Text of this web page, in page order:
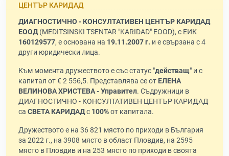
ЦЕНТЪР КАРИДАД
ДИАГНОСТИЧНО - КОНСУЛТАТИВЕН ЦЕНТЪР КАРИДАД
ЕООД(MEDITSINSKI TSENTAR "KARIDAD" EOOD), с ЕИК
160129577, е основана на 19.11.2007 г. и е свързана с 4
други юридически лица.
Към момента дружеството е със статус "действащ" и с
капитал от € 2 556,5. Представлява се от ЕЛЕНА
ВЕЛИНОВА ХРИСТЕВА - Управител. Съдружници в
ДИАГНОСТИЧНО - КОНСУЛТАТИВЕН ЦЕНТЪР КАРИДАД
са СВЕТА КАРИДАДс 100%от капитала.
Дружеството е на 36 821 място по приходи в България
за 2022 г., на 3908 място в област Пловдив, на 2595
място в Пловдив и на 253 място по приходи в своята